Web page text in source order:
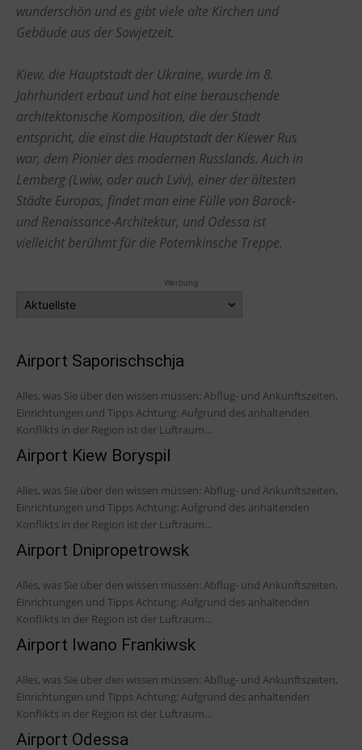
wunderschön und es gibt viele alte Kirchen und
Gebäude aus der Sowjetzeit.
Kiew, die Hauptstadt der Ukraine, wurde im 8.
Jahrhundert erbaut und hat eine berauschende
architektonische Komposition, die der Stadt
entspricht, die einst die Hauptstadt der Kiewer Rus
war, dem Pionier des modernen Russlands. Auch in
Lemberg (Lwiw, oder auch Lviv), einer der ältesten
Städte Europas, findet man eine Fülle von Barock-
und Renaissance-Architektur, und Odessa ist
vielleicht berühmt für die Potemkinsche Treppe.
Werbung
Airport Saporischschja
Alles, was Sie über den wissen müssen: Abflug- und Ankunftszeiten,
Einrichtungen und Tipps Achtung: Aufgrund des anhaltenden
Konflikts in der Region ist der Luftraum...
Airport Kiew Boryspil
Alles, was Sie über den wissen müssen: Abflug- und Ankunftszeiten,
Einrichtungen und Tipps Achtung: Aufgrund des anhaltenden
Konflikts in der Region ist der Luftraum...
Airport Dnipropetrowsk
Alles, was Sie über den wissen müssen: Abflug- und Ankunftszeiten,
Einrichtungen und Tipps Achtung: Aufgrund des anhaltenden
Konflikts in der Region ist der Luftraum...
Airport Iwano Frankiwsk
Alles, was Sie über den wissen müssen: Abflug- und Ankunftszeiten,
Einrichtungen und Tipps Achtung: Aufgrund des anhaltenden
Konflikts in der Region ist der Luftraum...
Airport Odessa